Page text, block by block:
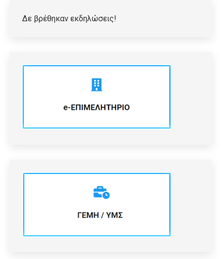
Δε βρέθηκαν εκδηλώσεις!